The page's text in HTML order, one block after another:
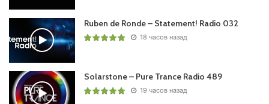
Ruben de Ronde – Statement! Radio 032
18 часов назад
Solarstone – Pure Trance Radio 489
19 часов назад